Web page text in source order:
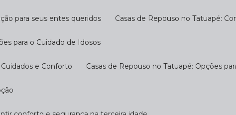
para seus entes queridos Casas de Repouso no Tatuapé:
para o Cuidado de Idosos
Cuidados e Conforto Casas de Repouso no Tatuapé: Opções